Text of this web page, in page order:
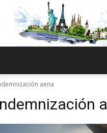
aena